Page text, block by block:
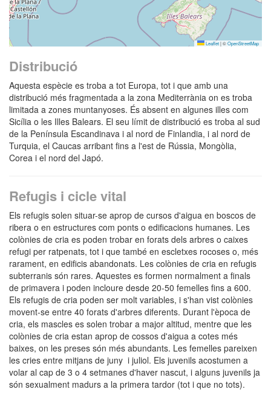
Leaflet|©OpenStreetMap
Distribució
Aquesta espècie es troba a tot Europa, tot i que amb una
distribució més fragmentada a la zona Mediterrània on es troba
limitada a zones muntanyoses. És absent en algunes illes com
Sicília o les Illes Balears. El seu límit de distribució es troba al sud
de la Península Escandinava i al nord de Finlandia, i al nord de
Turquia, el Caucas arribant fins a l'est de Rússia, Mongòlia,
Corea i el nord del Japó.
Refugis i cicle vital
Els refugis solen situar-se aprop de cursos d'aigua en boscos de
ribera o en estructures com ponts o edificacions humanes. Les
colònies de cria es poden trobar en forats dels arbres o caixes
refugi per ratpenats, tot i que també en escletxes rocoses o, més
rarament, en edificis abandonats. Les colònies de cria en refugis
subterranis són rares. Aquestes es formen normalment a finals
de primavera i poden incloure desde 20-50 femelles fins a 600.
Els refugis de cria poden ser molt variables, i s'han vist colònies
movent-se entre 40 forats d'arbres diferents. Durant l'època de
cria, els mascles es solen trobar a major altitud, mentre que les
colònies de cria estan aprop de cossos d'aigua a cotes més
baixes, on les preses són més abundants. Les femelles pareixen
les cries entre mitjans de juny i juliol. Els juvenils acostumen a
volar al cap de 3 o 4 setmanes d'haver nascut, i alguns juvenils ja
són sexualment madurs a la primera tardor (tot i que no tots).